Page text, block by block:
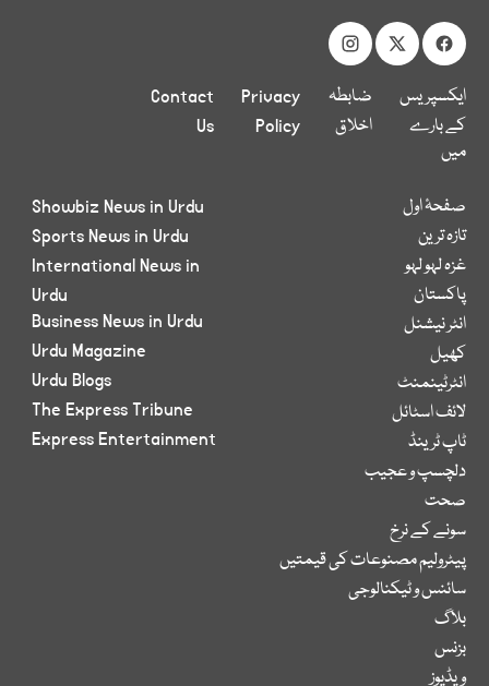
ایکسپریس
کے بارے
میں
ضابطہ
اخلاق
Privacy
Policy
Contact
Us
صفحۂ اول
تازہ ترین
غزہ لہو لہو
پاکستان
انٹر نیشنل
کھیل
انٹرٹینمنٹ
لائف اسٹائل
ٹاپ ٹرینڈ
دلچسپ و عجیب
صحت
سونے کے نرخ
پیٹرولیم مصنوعات کی قیمتیں
سائنس و ٹیکنالوجی
بلاگ
بزنس
ویڈیوز
Showbiz News in Urdu
Sports News in Urdu
International News in
Urdu
Business News in Urdu
Urdu Magazine
Urdu Blogs
The Express Tribune
Express Entertainment